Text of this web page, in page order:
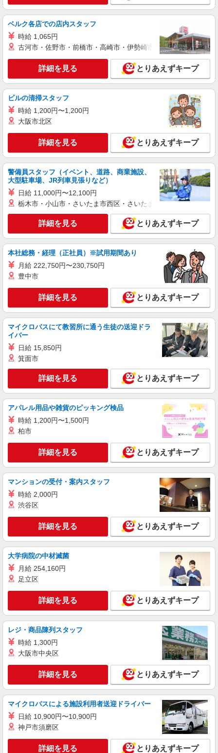
ソフトバンクせんげん台店
【店長職】ソフトバンクショップの携帯販売ス
タッフ
月給 260,000円 〜 322,000円 試用期間あり 6
ヶ月 月給25万円以上 ※経験・能力による 【試用
期間】月給 260000 円 〜 322000 円
■ソフトバンクせんげん台店 埼玉県 越谷市 千
間台東1丁目 1‐3
キープ 詳細を見る
正社員
ワイモバイルレイクタウンmori店
【店長職】ワイモバイルショップの携帯販売ス
タッフ
月給 260,000円 〜 322,000円 試用期間あり 6
ヶ月 月給25万円以上 ※経験・能力による 【試用
期間】月給 260000 円 〜 322000 円
■ワイモバイルレイクタウンmori店 埼玉県越谷
市レイクタウン3丁目1番地1 イオンレイクタウン
mori 1F
キープ 詳細を見る
ソフトバンク北越谷店
【店長職】ソフトバンクショップの携帯販売ス
タッフ
月給 300,000円 〜 400,000円 試用期間あり 3
ヶ月 月給25万円以上 ※経験・能力による 【試用
期間】月給 300000 円 〜 400000 円
■ソフトバンク北越谷店 埼玉県 越谷市 北越谷
2丁目 41‐18
キープ 詳細を見る
正社員
ソフトバンクイオンレイクタウン店
タッフ
月給 260,000円 〜 322,000円 試用期間あり 6
ヶ月 月給25万円以上 ※経験・能力による 【試用
期間】月給 260000 円 〜 322000 円
■ソフトバンクイオンレイクタウン店 埼玉県
越谷市 レイクタウン3丁目 1‐1 イオンレイクタウ
ンMori
詳細を見る
ソフトバンク越谷中央店
ソフトバンクショップの携帯販売スタッフ
月給 220,000円 〜 350,000円 試用期間あり 3
ヶ月 月給25万円以上 ※経験・能力による 【試用
期間】月給 220000 円 〜 250000 円
■ソフトバンク越谷中央店 埼玉県 越谷市 東越
谷3丁目 3‐4
詳細を見る
正社員
ワイモバイルレイクタウンmori店
ワイモバイルショップの携帯販売スタッフ
月給 233,500円 〜 260,200円 固定残業代:
23,500円 〜 26,200円（15時間相当） ＊＿ 試用期
間あり 6ヶ月 月給25万円以上 ※経験・能力による
【試用期間】月給 233500 円 〜 260200 円
■ワイモバイルレイクタウンmori店 埼玉県越谷
市レイクタウン3丁目1番地1 イオンレイクタウン
キープ 詳細を見る
ソフトバンク越谷中央店
【店長職】ソフトバンクショップの携帯販売ス
タッフ
月給 300,000円 〜 400,000円 試用期間あり 3
ヶ月 月給25万円以上 ※経験・能力による 【試用
期間】月給 300000 円 〜 400000 円
■ソフトバンク越谷中央店 埼玉県 越谷市 東越
谷3丁目 3‐4
ベルク各店での店内スタッフ
時給 1,065円
古河市・佐野市・前橋市・高崎市・伊勢崎市・太田市・館林市
詳細を見る とりあえずキープ
ビルの清掃スタッフ
時給 1,200円〜1,200円
大阪市北区
詳細を見る とりあえずキープ
警備員スタッフ（イベント、道路、商業施設、
大型駐車場、JR列車見張りなど）
日給 11,000円〜12,100円
栃木市・小山市・さいたま市西区・さいたま市岩槻区・久喜市・
詳細を見る とりあえずキープ
本社総務・経理（正社員）※試用期間あり
月給 222,750円〜230,750円
豊中市
詳細を見る とりあえずキープ
マイクロバスにて教習所に通う生徒の送迎ドラ
イバー
日給 15,850円
箕面市
詳細を見る とりあえずキープ
アパレル用品や雑貨のピッキング検品
時給 1,200円〜1,500円
柏市
詳細を見る とりあえずキープ
マンションの受付・案内スタッフ
時給 2,000円
渋谷区
詳細を見る とりあえずキープ
大学病院の中材滅菌
月給 254,160円
足立区
詳細を見る とりあえずキープ
レジ・商品陳列スタッフ
時給 1,300円
大阪市中央区
詳細を見る とりあえずキープ
マイクロバスによる施設利用者送迎ドライバー
日給 10,900円〜10,900円
神戸市須磨区
詳細を見る とりあえずキープ